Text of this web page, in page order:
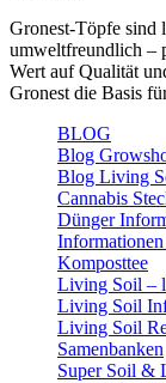
Gronest-Töpfe sind
umweltfreundlich –
Wert auf Qualität
Gronest die Basis
BLOG
Blog
Blog Living
Cannabis
Dünger
Komposttee
Living Soil –
Living Soil
Living Soil
Samenbanken
Super Soil &